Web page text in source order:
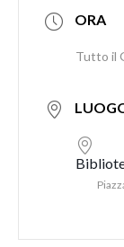
ORA
Tutto il